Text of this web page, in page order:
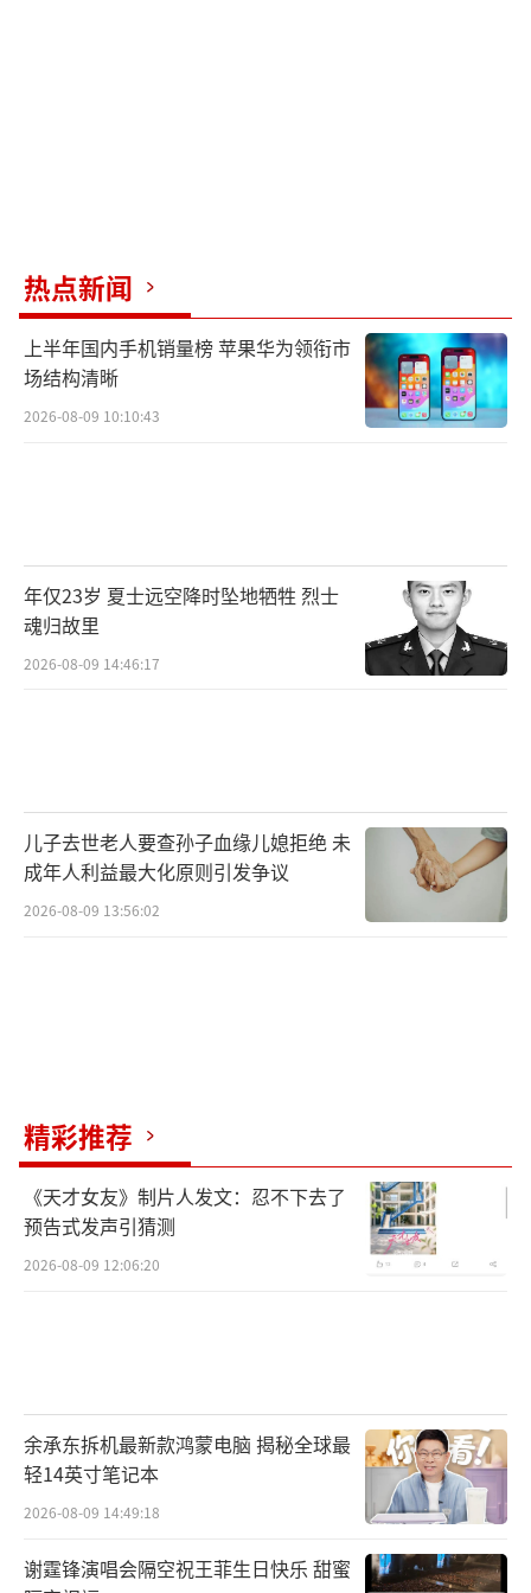
热点新闻
上半年国内手机销量榜 苹果华为领衔市
场结构清晰
2026-08-09 10:10:43
年仅23岁 夏士远空降时坠地牺牲 烈士
魂归故里
2026-08-09 14:46:17
儿子去世老人要查孙子血缘儿媳拒绝 未
成年人利益最大化原则引发争议
2026-08-09 13:56:02
精彩推荐
《天才女友》制片人发文：忍不下去了
预告式发声引猜测
2026-08-09 12:06:20
余承东拆机最新款鸿蒙电脑 揭秘全球最
轻14英寸笔记本
2026-08-09 14:49:18
谢霆锋演唱会隔空祝王菲生日快乐 甜蜜